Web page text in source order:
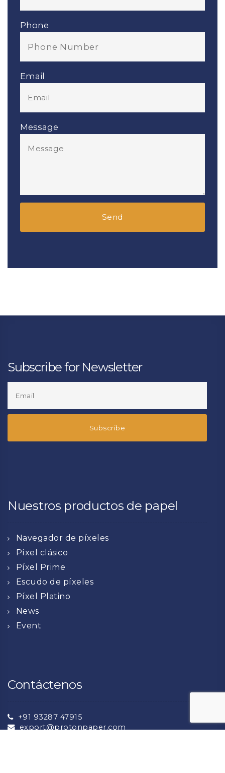
Phone
Email
Message
Subscribe for Newsletter
Nuestros productos de papel
Navegador de píxeles
Píxel clásico
Píxel Prime
Escudo de píxeles
Píxel Platino
News
Event
Contáctenos
+91 93287 47915
export@protonpaper.com